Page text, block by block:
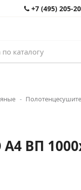
+7 (495) 205-
ВП